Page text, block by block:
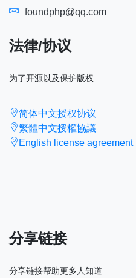
foundphp@qq.com
法律/协议
为了开源以及保护版权
简体中文授权协议
繁體中文授權協議
English license agreement
分享链接
分享链接帮助更多人知道